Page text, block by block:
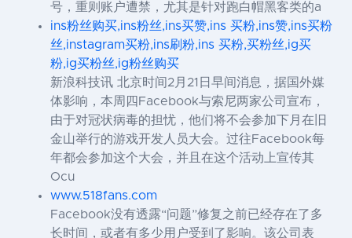
号，重则账户遭禁，尤其是针对跑白帽黑客类的a
ins粉丝购买,ins粉丝,ins买赞,ins 买粉,ins赞,ins买粉
丝,instagram买粉,ins刷粉,ins 买粉,买粉丝,ig买
粉,ig买粉丝,ig粉丝购买
新浪科技讯 北京时间2月21日早间消息，据国外媒
体影响，本周四Facebook与索尼两家公司宣布，
由于对冠状病毒的担忧，他们将不会参加下月在旧
金山举行的游戏开发人员大会。过往Facebook每
年都会参加这个大会，并且在这个活动上宣传其
Ocu
www.518fans.com
Facebook没有透露“问题”修复之前已经存在了多
长时间，或者有多少用户受到了影响。该公司表